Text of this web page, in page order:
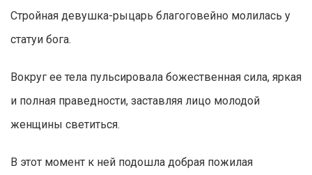
Стройная девушка-рыцарь благоговейно молилась у
статуи бога.
Вокруг ее тела пульсировала божественная сила, яркая
и полная праведности, заставляя лицо молодой
женщины светиться.
В этот момент к ней подошла добрая пожилая